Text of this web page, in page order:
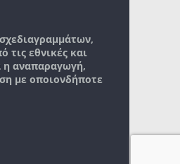
τις εθνικές και
η αναπαραγωγή,
με οποιονδήποτε